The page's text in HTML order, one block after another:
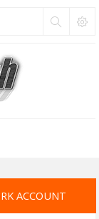
ACCOUNT